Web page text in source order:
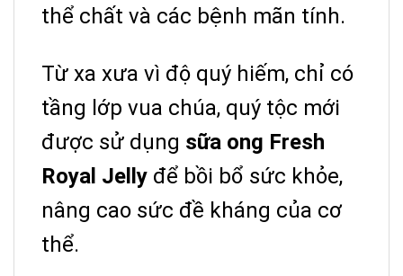
thể chất và các bệnh mãn tính.
Từ xa xưa vì độ quý hiếm, chỉ có
tầng lớp vua chúa, quý tộc mới
được sử dụng sữa ong Fresh
Royal Jelly để bồi bổ sức khỏe,
nâng cao sức đề kháng của cơ
thể.